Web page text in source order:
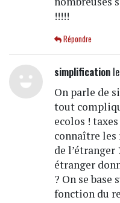
!!!!!
Répondre
simplificationle
On parle de
tout
ecolos !
connaître les
de l’étranger
étranger
? On se base
fonction du